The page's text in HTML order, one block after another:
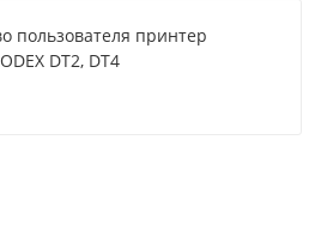
пользователя принтер
DT2, DT4